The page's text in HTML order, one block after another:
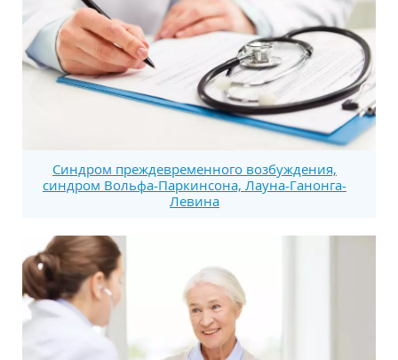
Синдром преждевременного возбуждения,
синдром Вольфа-Паркинсона, Лауна-Ганонга-
Левина